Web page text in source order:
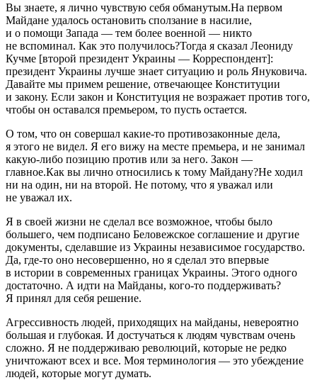
Вы знаете, я лично чувствую себя обманутым.На первом
Майдане удалось остановить сползание в насилие,
и о помощи Запада — тем более военной — никто
не вспоминал. Как это получилось?Тогда я сказал Леониду
Кучме [второй президент Украины — Корреспондент]:
президент Украины лучше знает ситуацию и роль Януковича.
Давайте мы примем решение, отвечающее Конституции
и закону. Если закон и Конституция не возражает против того,
чтобы он оставался премьером, то пусть остается.
О том, что он совершал какие-то противозаконные дела,
я этого не видел. Я его вижу на месте премьера, и не занимал
какую-либо позицию против или за него. Закон —
главное.Как вы лично относились к тому Майдану?Не ходил
ни на один, ни на второй. Не потому, что я уважал или
не уважал их.
Я в своей жизни не сделал все возможное, чтобы было
большего, чем подписано Беловежское соглашение и другие
документы, сделавшие из Украины независимое государство.
Да, где-то оно несовершенно, но я сделал это впервые
в истории в современных границах Украины. Этого одного
достаточно. А идти на Майданы, кого-то поддерживать?
Я принял для себя решение.
Агрессивность людей, приходящих на майданы, невероятно
большая и глубокая. И достучаться к людям чувствам очень
сложно. Я не поддерживаю революций, которые не редко
уничтожают всех и все. Моя терминология — это убеждение
людей, которые могут думать.